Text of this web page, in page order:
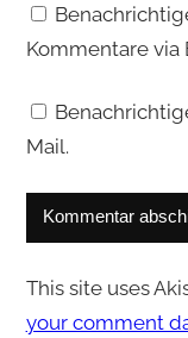
Kommentare via
Mail.
This site uses
your comment